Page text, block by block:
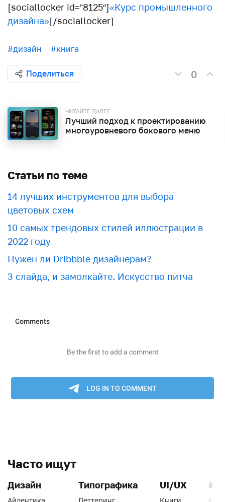
[sociallocker id=”8125″]«Курс промышленного
дизайна»[/sociallocker]
#дизайн #книга
Поделиться 0
ЧИТАЙТЕ ДАЛЕЕ
Лучший подход к проектированию
многоуровневого бокового меню
Статьи по теме
​​14 лучших инструментов для выбора
цветовых схем
10 самых трендовых стилей иллюстрации в
2022 году
Нужен ли Dribbble дизайнерам?
3 слайда, и замолкайте. Искусство питча
Часто ищут
Дизайн Типографика UI/UX